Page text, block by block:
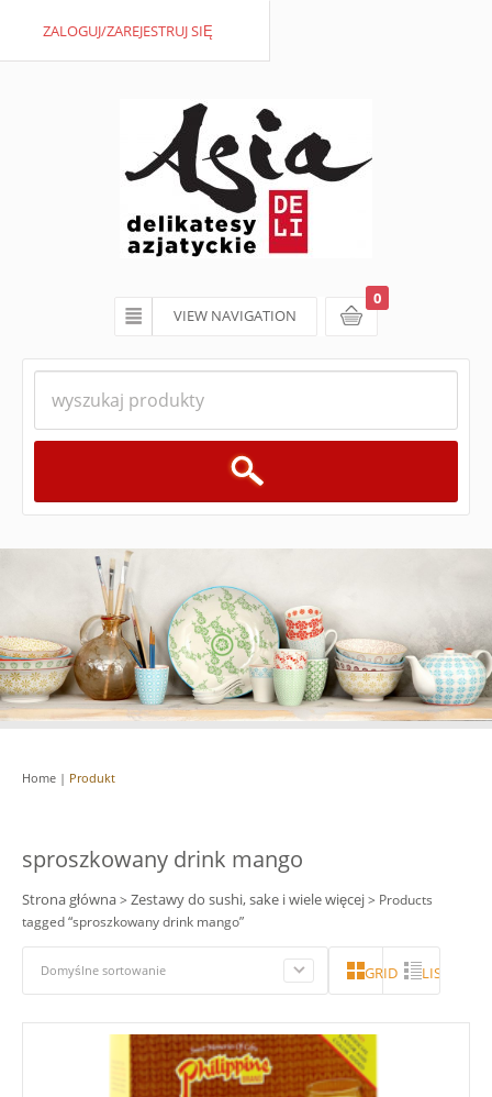
VIEW NAVIGATION
ZALOGUJ/ZAREJESTRUJ SIĘ
koszyk
0
Home | Produkt
sproszkowany drink mango
Strona główna> Zestawy do sushi, sake i wiele więcej> Products
tagged “sproszkowany drink mango”
Domyślne sortowanie GRID LISTA